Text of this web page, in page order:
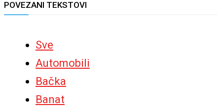
POVEZANI TEKSTOVI
Sve
Automobili
Bačka
Banat